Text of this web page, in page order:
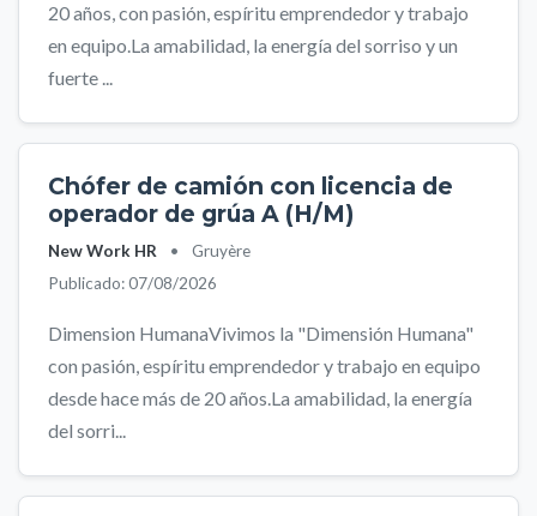
20 años, con pasión, espíritu emprendedor y trabajo
en equipo.La amabilidad, la energía del sorriso y un
fuerte ...
Chófer de camión con licencia de
operador de grúa A (H/M)
New Work HR •
Gruyère
Publicado: 07/08/2026
Dimension HumanaVivimos la "Dimensión Humana"
con pasión, espíritu emprendedor y trabajo en equipo
desde hace más de 20 años.La amabilidad, la energía
del sorri...